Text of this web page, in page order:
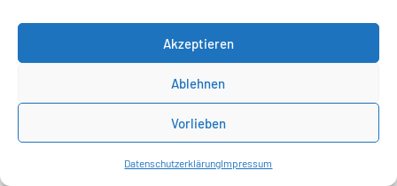
Akzeptieren
Ablehnen
Vorlieben
DatenschutzerklärungImpressum